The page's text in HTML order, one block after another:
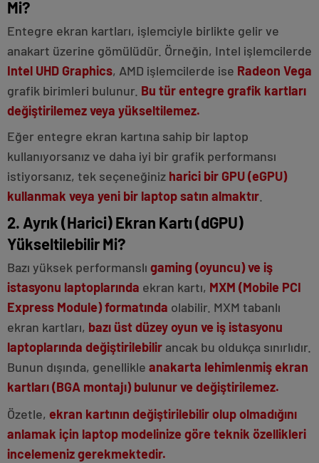
Mi?
Entegre ekran kartları, işlemciyle birlikte gelir ve
anakart üzerine gömülüdür. Örneğin, Intel işlemcilerde
Intel UHD Graphics, AMD işlemcilerde ise Radeon Vega
grafik birimleri bulunur. Bu tür entegre grafik kartları
değiştirilemez veya yükseltilemez.
Eğer entegre ekran kartına sahip bir laptop
kullanıyorsanız ve daha iyi bir grafik performansı
istiyorsanız, tek seçeneğiniz harici bir GPU (eGPU)
kullanmak veya yeni bir laptop satın almaktır
2. Ayrık (Harici) Ekran Kartı (dGPU)
Yükseltilebilir Mi?
Bazı yüksek performanslı gaming (oyuncu) ve iş
istasyonu laptoplarında ekran kartı, MXM (Mobile PCI
Express Module) formatında olabilir. MXM tabanlı
ekran kartları, bazı üst düzey oyun ve iş istasyonu
laptoplarında değiştirilebilir ancak bu oldukça sınırlıdır.
Bunun dışında, genellikle anakarta lehimlenmiş ekran
kartları (BGA montajı) bulunur ve değiştirilemez.
Özetle, ekran kartının değiştirilebilir olup olmadığını
anlamak için laptop modelinize göre teknik özellikleri
incelemeniz gerekmektedir.